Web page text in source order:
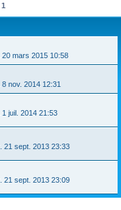
1
20 mars 2015 10:58
nov. 2014 12:31
1 juil. 2014 21:53
21 sept. 2013 23:33
21 sept. 2013 23:09